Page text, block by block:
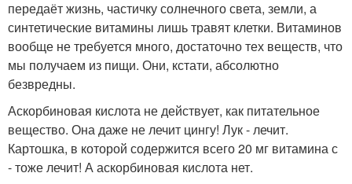
передаёт жизнь, частичку солнечного света, земли, а
синтетические витамины лишь травят клетки. Витаминов
вообще не требуется много, достаточно тех веществ, что
мы получаем из пищи. Они, кстати, абсолютно
безвредны.
Аскорбиновая кислота не действует, как питательное
вещество. Она даже не лечит цингу! Лук - лечит.
Картошка, в которой содержится всего 20 мг витамина с
- тоже лечит! А аскорбиновая кислота нет.